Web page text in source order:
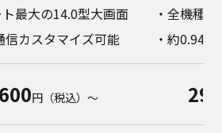
ト最大の14.0型大画面
信カスタマイズ可能
・全機種
・約
円（税込）～